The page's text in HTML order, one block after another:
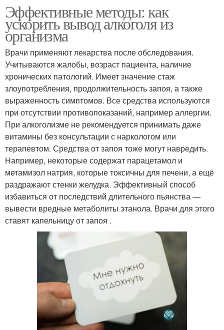
Эффективные методы: как
ускорить вывод алкоголя из
организма
Врачи применяют лекарства после обследования.
Учитываются жалобы, возраст пациента, наличие
хронических патологий. Имеет значение стаж
злоупотребления, продолжительность запоя, а также
выраженность симптомов. Все средства используются
при отсутствии противопоказаний, например аллергии.
При алкоголизме не рекомендуется принимать даже
витамины без консультации с наркологом или
терапевтом. Средства от запоя тоже могут навредить.
Например, некоторые содержат парацетамол и
метамизол натрия, которые токсичны для печени, а ещё
раздражают стенки желудка. Эффективный способ
избавиться от последствий длительного пьянства —
вывести вредные метаболиты этанола. Врачи для этого
ставят капельницу от запоя .